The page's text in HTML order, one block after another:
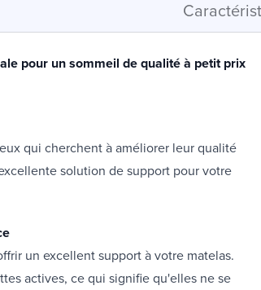
pour un sommeil de qualité à petit prix
qui cherchent à améliorer leur qualité
solution de support pour votre
un excellent support à votre matelas.
actives, ce qui signifie qu'elles ne se